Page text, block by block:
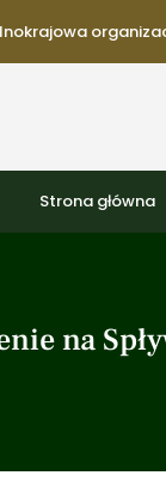
Strona główna
na